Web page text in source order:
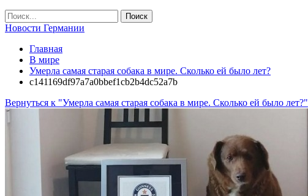
Новости Германии
Главная
В мире
Умерла самая старая собака в мире. Сколько ей было лет?
c141169df97a7a0bbef1cb2b4dc52a7b
Вернуться к "Умерла самая старая собака в мире. Сколько ей было лет?"